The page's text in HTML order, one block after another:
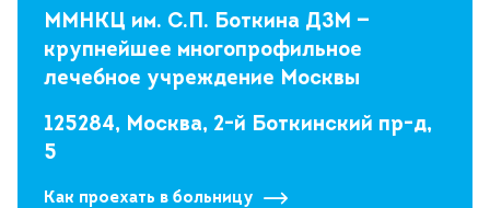
ММНКЦ им. С.П. Боткина ДЗМ —
крупнейшее многопрофильное
лечебное учреждение Москвы
125284, Москва, 2-й Боткинский пр-д,
5
Как проехать в больницу